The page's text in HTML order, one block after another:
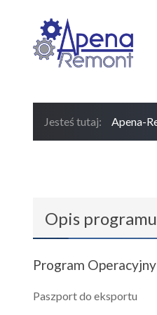
Jesteś tutaj: Apena-
Opis programu
Program
Paszport do eksportu